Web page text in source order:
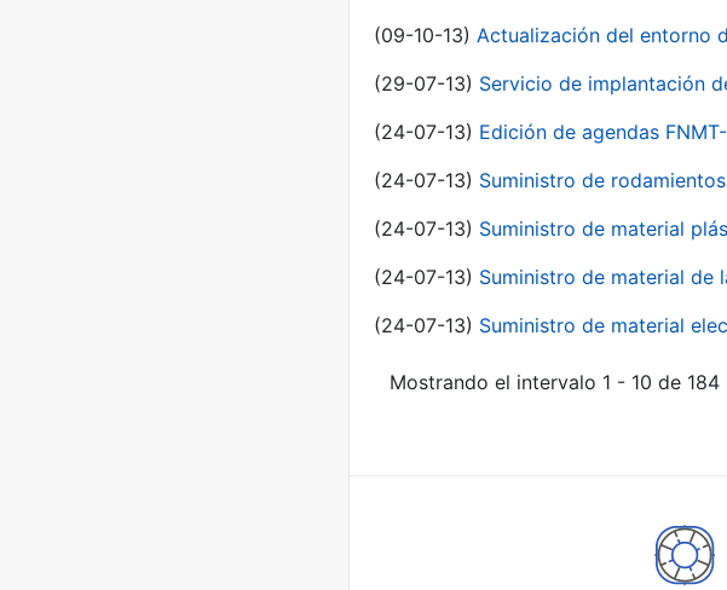
(09-10-13) Actualización del entorno
(29-07-13) Servicio de implantación
(24-07-13) Edición de agendas
(24-07-13) Suministro de
(24-07-13) Suministro de material
(24-07-13) Suministro de material de
(24-07-13) Suministro de material
Mostrando el intervalo 1 - 10 de 184